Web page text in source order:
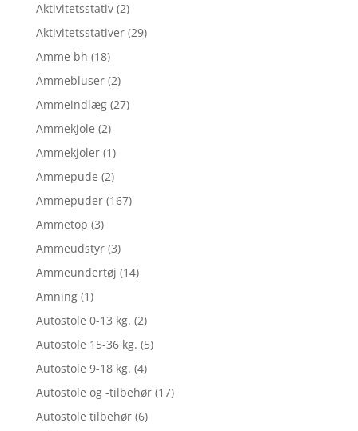
Aktivitetsstativ (2)
Aktivitetsstativer (29)
Amme bh (18)
Ammebluser (2)
Ammeindlæg (27)
Ammekjole (2)
Ammekjoler (1)
Ammepude (2)
Ammepuder (167)
Ammetop (3)
Ammeudstyr (3)
Ammeundertøj (14)
Amning (1)
Autostole 0-13 kg. (2)
Autostole 15-36 kg. (5)
Autostole 9-18 kg. (4)
Autostole og -tilbehør (17)
Autostole tilbehør (6)